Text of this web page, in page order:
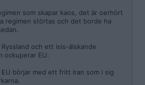
som skapar kaos, det är oerhört
regimen störtas och det borde ha
och ett isis-älskande
EU.
börjar med ett fritt Iran som i sig